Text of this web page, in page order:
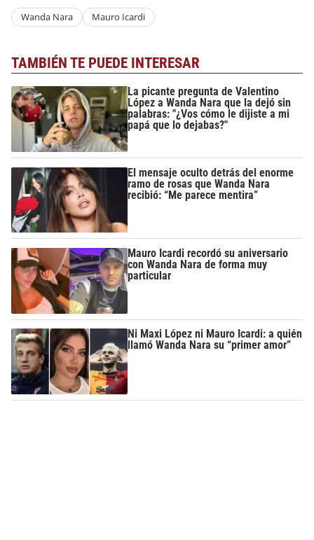
Wanda Nara Mauro Icardi
TAMBIÉN TE PUEDE INTERESAR
La picante pregunta de Valentino
López a Wanda Nara que la dejó sin
palabras: "¿Vos cómo le dijiste a mi
papá que lo dejabas?"
El mensaje oculto detrás del enorme
ramo de rosas que Wanda Nara
recibió: “Me parece mentira”
Mauro Icardi recordó su aniversario
con Wanda Nara de forma muy
particular
Ni Maxi López ni Mauro Icardi: a quién
llamó Wanda Nara su “primer amor”